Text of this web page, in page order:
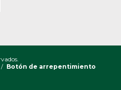
/ Botón de arrepentimiento